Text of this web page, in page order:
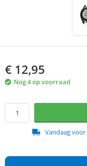
€ 12,95
Nog 4 op voorraad
Vandaag voor